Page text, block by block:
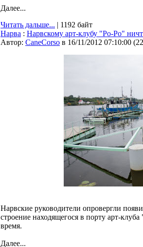
Далее...
Читать дальше... | 1192 байт
Нарва : Нарвскому арт-клубу "Ро-Ро"
Автор: CaneCorso в 16/11/2012 07:10:00 (
Нарвские руководители опровергли
строение находящегося в порту арт-
время.
Далее...